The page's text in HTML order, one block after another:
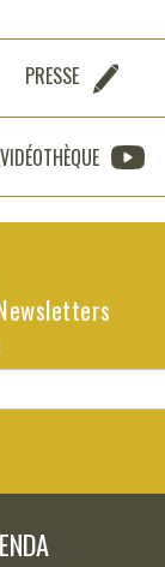
PRESSE
VIDÉOTHÈQUE